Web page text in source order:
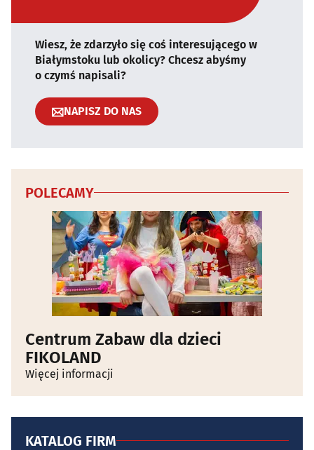
Wiesz, że zdarzyło się coś interesującego w
Białymstoku lub okolicy? Chcesz abyśmy
o czymś napisali?
NAPISZ DO NAS
POLECAMY
Centrum Zabaw dla dzieci
FIKOLAND
Więcej informacji
KATALOG FIRM